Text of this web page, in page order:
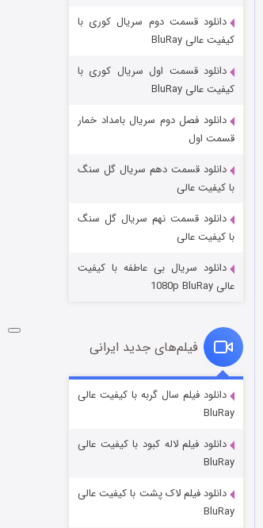
شکست استوارت در نجات جهان
قسمت ۷ (زیرنویس) منتشر شد
شوگر فصل ۲
قسمت
دانلود قسمت دوم سریال کوری با
کیفیت عالی BluRay
دانلود قسمت اول سریال کوری با
کیفیت عالی BluRay
دانلود فصل دوم سریال بامداد خمار
قسمت اول
دانلود قسمت دهم سریال گل سنگ
با کیفیت عالی
دانلود قسمت نهم سریال گل سنگ
با کیفیت عالی
دانلود سریال بی عاطفه با کیفیت
عالی 1080p BluRay
فیلم‌های جدید ایرانی
دانلود فیلم سال گربه با کیفیت عالی
BluRay
دانلود فیلم لاله کبود با کیفیت عالی
BluRay
دانلود فیلم لاک پشت با کیفیت عالی
BluRay